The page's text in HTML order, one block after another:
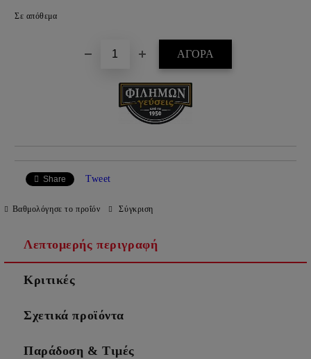
Σε απόθεμα
Share Tweet
Βαθμολόγησε το προΐόν Σύγκριση
Λεπτομερής περιγραφή
Κριτικές
Σχετικά προϊόντα
Παράδοση & Τιμές